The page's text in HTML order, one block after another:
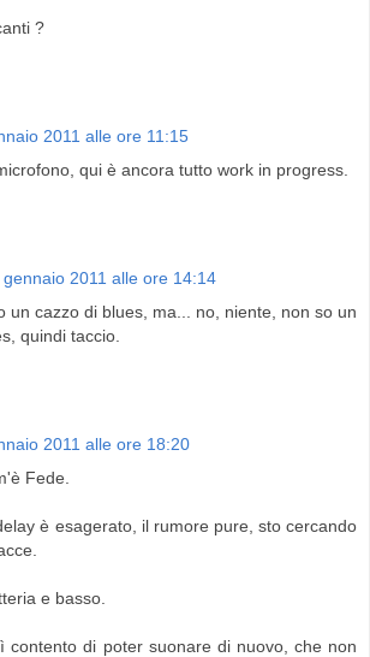
?
2011 alle ore 11:15
qui è ancora tutto work in progress.
gennaio 2011 alle ore 14:14
un cazzo di blues, ma... no, niente, non so un
quindi taccio.
2011 alle ore 18:20
Fede.
è esagerato, il rumore pure, sto cercando
e basso.
contento di poter suonare di nuovo, che non